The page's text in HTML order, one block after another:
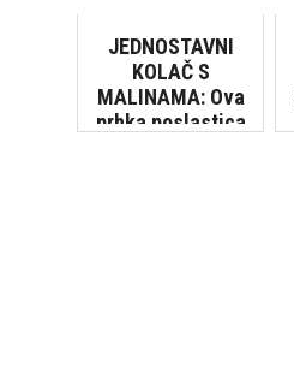
JEDNOSTAVNI
KOLAČ S
MALINAMA: Ova
prhka poslastica